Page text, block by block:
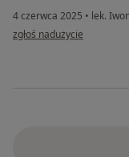
4 czerwca 2025 • lek.
w opinii użytkownika
zgłoś nadużycie